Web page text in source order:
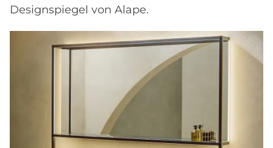
Designspiegel von Alape.